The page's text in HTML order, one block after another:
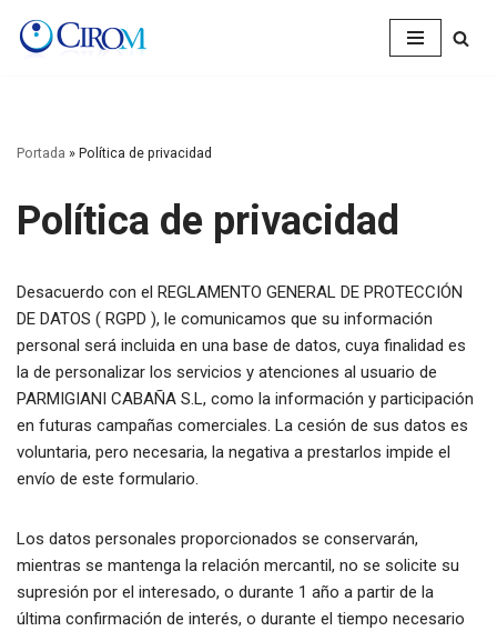
Saltar
Portada » Política de privacidad
Política de privacidad
Desacuerdo con el REGLAMENTO GENERAL DE PROTECCIÓN
DE DATOS ( RGPD ), le comunicamos que su información
personal será incluida en una base de datos, cuya finalidad es
la de personalizar los servicios y atenciones al usuario de
PARMIGIANI CABAÑA S.L, como la información y participación
en futuras campañas comerciales. La cesión de sus datos es
voluntaria, pero necesaria, la negativa a prestarlos impide el
envío de este formulario.
Los datos personales proporcionados se conservarán,
mientras se mantenga la relación mercantil, no se solicite su
supresión por el interesado, o durante 1 año a partir de la
última confirmación de interés, o durante el tiempo necesario